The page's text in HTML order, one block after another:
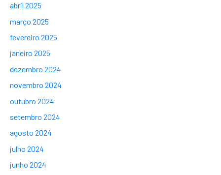
abril 2025
março 2025
fevereiro 2025
janeiro 2025
dezembro 2024
novembro 2024
outubro 2024
setembro 2024
agosto 2024
julho 2024
junho 2024